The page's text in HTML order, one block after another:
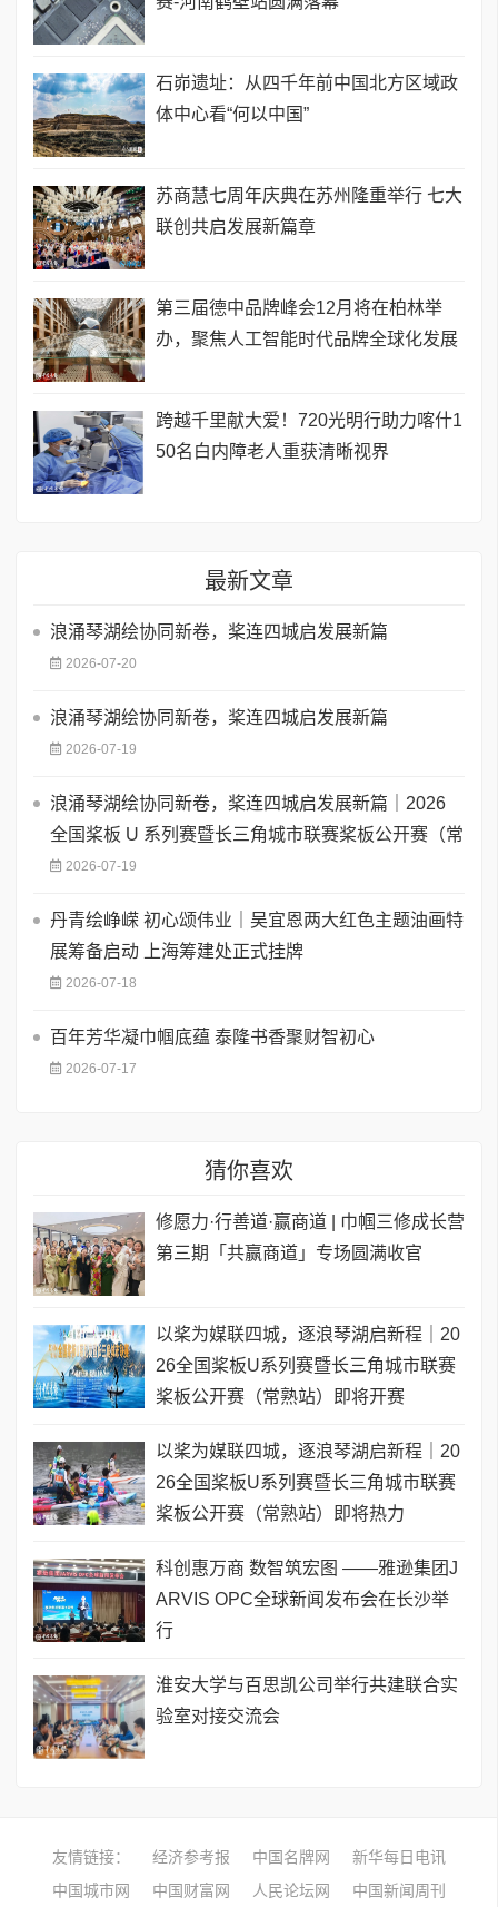
石峁遗址：从四千年前中国北方区域政
体中心看“何以中国”
苏商慧七周年庆典在苏州隆重举行 七大
联创共启发展新篇章
第三届德中品牌峰会12月将在柏林举
办，聚焦人工智能时代品牌全球化发展
跨越千里献大爱！720光明行助力喀什1
50名白内障老人重获清晰视界
最新文章
浪涌琴湖绘协同新卷，桨连四城启发展新篇
2026-07-20
浪涌琴湖绘协同新卷，桨连四城启发展新篇
2026-07-19
浪涌琴湖绘协同新卷，桨连四城启发展新篇｜2026
全国桨板 U 系列赛暨长三角城市联赛桨板公开赛（常
2026-07-19
丹青绘峥嵘 初心颂伟业｜吴宜恩两大红色主题油画特
展筹备启动 上海筹建处正式挂牌
2026-07-18
百年芳华凝巾帼底蕴 泰隆书香聚财智初心
2026-07-17
猜你喜欢
修愿力·行善道·赢商道 | 巾帼三修成长营
第三期「共赢商道」专场圆满收官
以桨为媒联四城，逐浪琴湖启新程｜20
26全国桨板U系列赛暨长三角城市联赛
桨板公开赛（常熟站）即将开赛
以桨为媒联四城，逐浪琴湖启新程｜20
26全国桨板U系列赛暨长三角城市联赛
桨板公开赛（常熟站）即将热力
科创惠万商 数智筑宏图 ——雅逊集团J
ARVIS OPC全球新闻发布会在长沙举
行
淮安大学与百思凯公司举行共建联合实
验室对接交流会
友情链接： 经济参考报 中国名牌网
新华每日电讯
中国城市网
中国财富网 人民论坛网 中国新闻周刊